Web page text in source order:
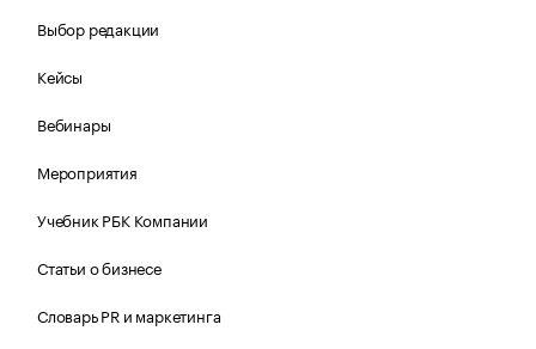
Выбор редакции
Кейсы
Вебинары
Мероприятия
Учебник РБК Компании
Статьи о бизнесе
Словарь PR и маркетинга